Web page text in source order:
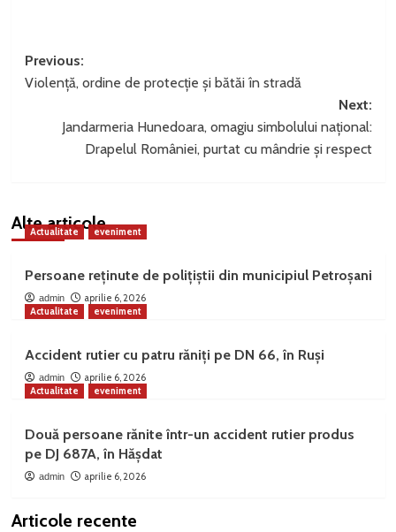
Post
navigation
Previous:
Violență, ordine de protecție și bătăi în stradă
Next:
Jandarmeria Hunedoara, omagiu simbolului național:
Drapelul României, purtat cu mândrie și respect
Alte articole
Actualitate eveniment
Persoane reținute de polițiștii din municipiul Petroșani
admin
aprilie 6, 2026
Actualitate
eveniment
Accident rutier cu patru răniți pe DN 66, în Ruși
admin
aprilie 6, 2026
Actualitate
eveniment
Două persoane rănite într-un accident rutier produs
pe DJ 687A, în Hășdat
admin aprilie 6, 2026
Articole recente